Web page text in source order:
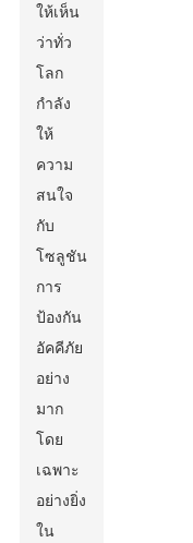
ให้เห็น
ว่าทั่ว
โลก
กำลัง
ให้
ความ
สนใจ
กับ
โซลูชัน
การ
ป้องกัน
อัคคีภัย
อย่าง
มาก
โดย
เฉพาะ
อย่างยิ่ง
ใน